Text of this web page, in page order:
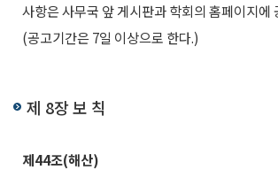
사항은 사무국 앞 게시판과 학회의 홈페이지에
(공고기간은 7일 이상으로 한다.)
제 8장 보 칙
제44조(해산)